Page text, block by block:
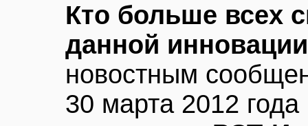
Кто больше всех
данной
новостным
30 марта 2012 года